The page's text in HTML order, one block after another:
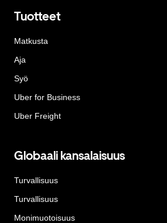
Tuotteet
Matkusta
Aja
Syö
Uber for Business
Uber Freight
Globaali kansalaisuus
Turvallisuus
Turvallisuus
Monimuotoisuus